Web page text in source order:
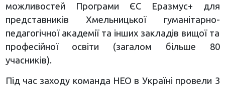
можливостей Програми ЄС Еразмус+ для
представників Хмельницької гуманітарно-
педагогічної академії та інших закладів вищої та
професійної освіти (загалом більше 80
учасників).
Під час заходу команда НЕО в Україні провели 3